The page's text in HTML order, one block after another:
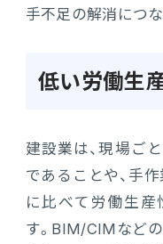
手不足の解消につな
低い労働生
建設業は、現場ご
であることや、手
に比べて労働生
す。BIM/CIMなど